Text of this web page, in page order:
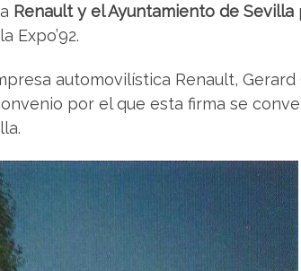
Renault y el Ayuntamiento de Sevilla
Expo’92.
automovilística Renault, Gerard
por el que esta firma se